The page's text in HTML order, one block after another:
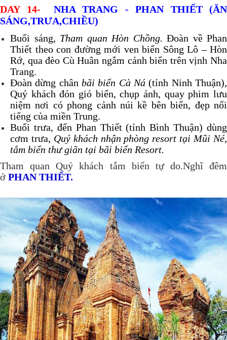
DAY 14-
NHA TRANG - PHAN THIẾT (ĂN
SÁNG,TRƯA,CHIỀU)
Buổi sáng, Tham quan Hòn Chồng. Đoàn về Phan
Thiết theo con đường mới ven biển Sông Lô – Hòn
Rớ, qua đèo Cù Huân ngắm cảnh biển trên vịnh Nha
Trang.
Đoàn dừng chân bãi biển Cà Ná (tỉnh Ninh Thuận),
Quý khách đón gió biển, chụp ảnh, quay phim lưu
niệm nơi có phong cảnh núi kề bên biển, đẹp nổi
tiếng của miền Trung.
Buổi trưa, đến Phan Thiết (tỉnh Bình Thuận) dùng
cơm trưa, Quý khách nhận phòng resort tại Mũi Né,
tắm biển thư giãn tại bãi biển Resort.
Tham quan Quý khách tắm biển tự do.Nghĩ đêm
ở PHAN THIẾT.